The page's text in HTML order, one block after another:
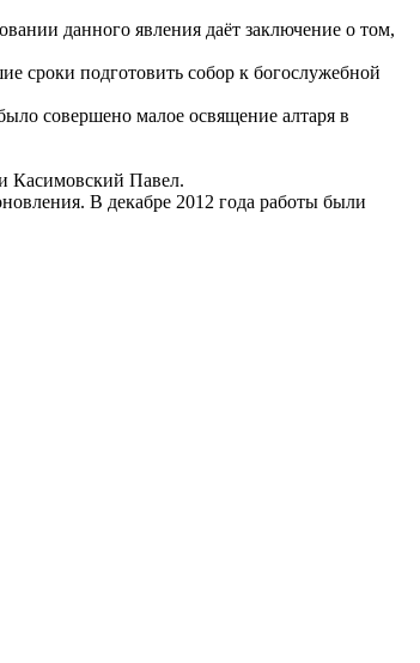
данного явления даёт заключение о том,
сроки подготовить собор к богослужебной
совершено малое освящение алтаря в
Касимовский Павел.
В декабре 2012 года работы были